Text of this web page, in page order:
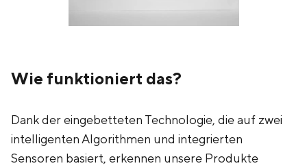
Wie funktioniert das?
Dank der eingebetteten Technologie, die auf zwei
intelligenten Algorithmen und integrierten
Sensoren basiert, erkennen unsere Produkte